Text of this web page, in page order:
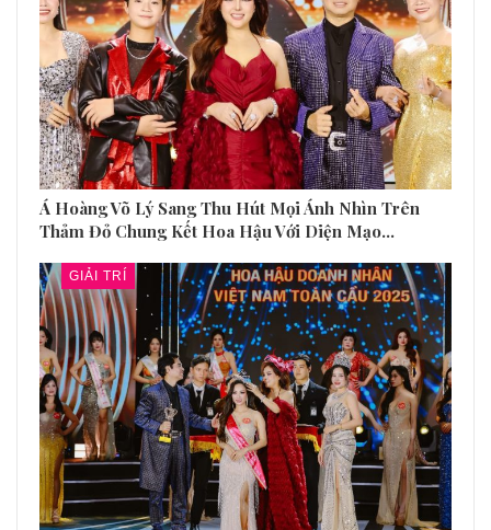
Á Hoàng Võ Lý Sang Thu Hút Mọi Ánh Nhìn Trên
Thảm Đỏ Chung Kết Hoa Hậu Với Diện Mạo…
GIẢI TRÍ